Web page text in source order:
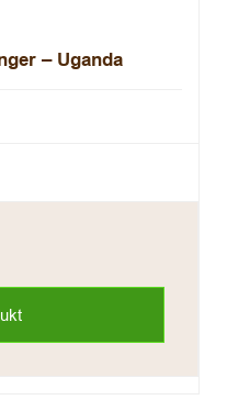
– Uganda